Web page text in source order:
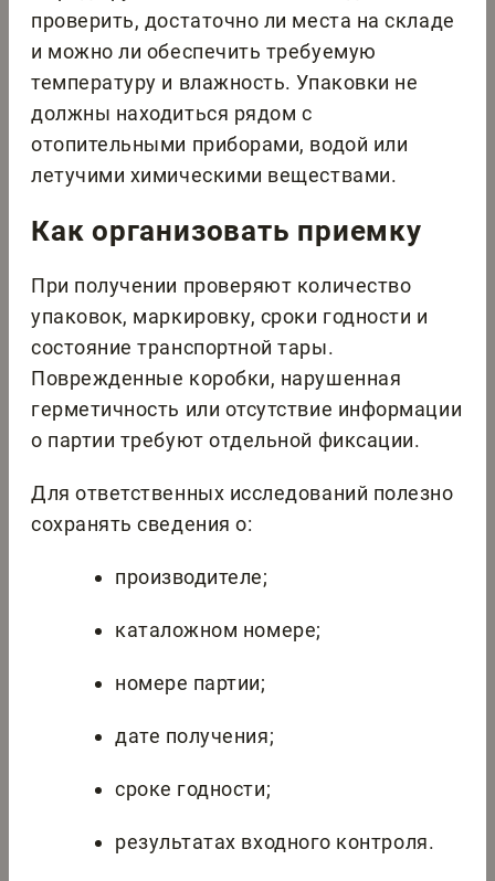
проверить, достаточно ли места на складе
и можно ли обеспечить требуемую
температуру и влажность. Упаковки не
должны находиться рядом с
отопительными приборами, водой или
летучими химическими веществами.
Как организовать приемку
При получении проверяют количество
упаковок, маркировку, сроки годности и
состояние транспортной тары.
Поврежденные коробки, нарушенная
герметичность или отсутствие информации
о партии требуют отдельной фиксации.
Для ответственных исследований полезно
сохранять сведения о:
производителе;
каталожном номере;
номере партии;
дате получения;
сроке годности;
результатах входного контроля.